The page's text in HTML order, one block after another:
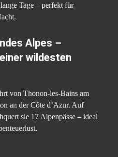
Tage – perfekt für
Alpes –
wildesten
von Thonon-les-Bains am
an der Côte d’Azur. Auf
sie 17 Alpenpässe – ideal